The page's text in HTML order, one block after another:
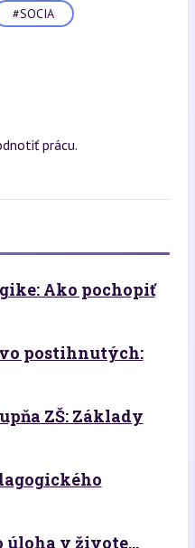
#SOCIA
prácu.
Ako pochopiť
postihnutých:
ZŠ: Základy
úloha v živote...